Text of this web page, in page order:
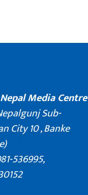
Media Centre
Sub-
City 10 , Banke
536995,